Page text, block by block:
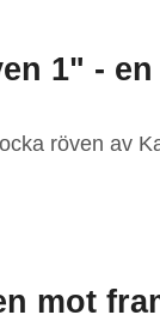
1" -
röven av
mot